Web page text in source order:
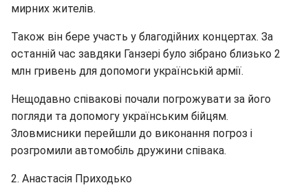
мирних жителів.
Також він бере участь у благодійних концертах. За
останній час завдяки Ганзері було зібрано близько 2
млн гривень для допомоги українській армії.
Нещодавно співакові почали погрожувати за його
погляди та допомогу українським бійцям.
Зловмисники перейшли до виконання погроз і
розгромили автомобіль дружини співака.
2. Анастасія Приходько